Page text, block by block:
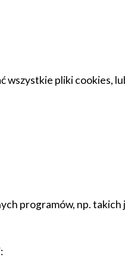
wszystkie pliki cookies,
programów, np. takich